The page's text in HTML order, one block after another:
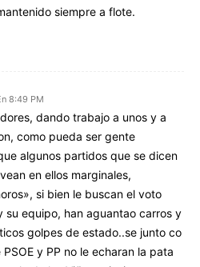
siempre a flote.
8:49 PM
dando trabajo a unos y a
como pueda ser gente
algunos partidos que se dicen
en ellos marginales,
si bien le buscan el voto
su equipo, han aguantao carros y
golpes de estado..se junto co
y PP no le echaran la pata